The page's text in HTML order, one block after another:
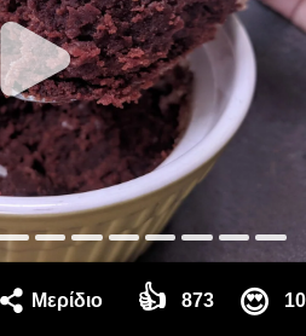
Μερίδιο 👍 873 😍